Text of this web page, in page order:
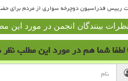
رییس فدراسیون دوچرخه سواری از مردم برای
نظرات بینندگان انجمن در مورد این
لطفا شما همدر مورد این مطلب